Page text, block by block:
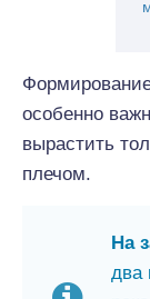
особенно
вырастить
плечом.
На
два